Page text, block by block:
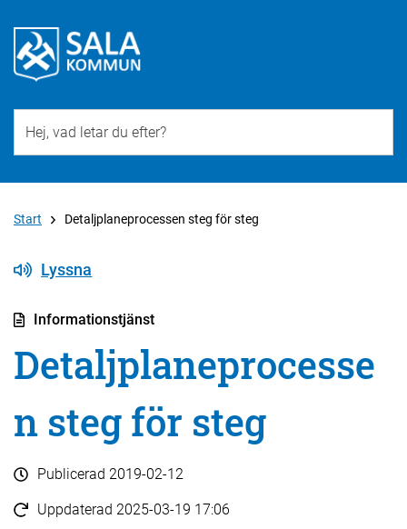
Start Detaljplaneprocessen steg för steg
Lyssna
Informationstjänst
Detaljplaneprocesse
n steg för steg
Publicerad 2019-02-12
Uppdaterad 2025-03-19 17:06